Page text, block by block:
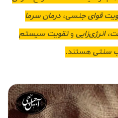
قوای جنسی، درمان سرما
،انرژی‌زایی وتقویت سیستم
سنتیهستند.